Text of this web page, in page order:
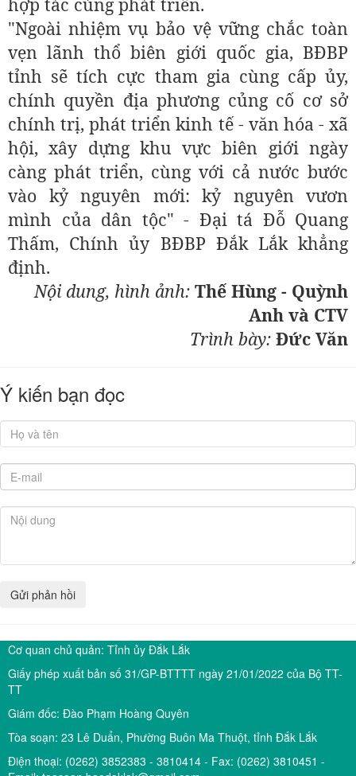
"Ngoài nhiệm vụ bảo vệ vững chắc toàn
vẹn lãnh thổ biên giới quốc gia, BĐBP
tỉnh sẽ tích cực tham gia cùng cấp ủy,
chính quyền địa phương củng cố cơ sở
chính trị, phát triển kinh tế - văn hóa - xã
hội, xây dựng khu vực biên giới ngày
càng phát triển, cùng với cả nước bước
vào kỷ nguyên mới: kỷ nguyên vươn
mình của dân tộc" - Đại tá Đỗ Quang
Thấm, Chính ủy BĐBP Đắk Lắk khẳng
định.
Nội dung, hình ảnh: Thế Hùng - Quỳnh
Anh và CTV
Trình bày: Đức Văn
Ý kiến bạn đọc
Cơ quan chủ quản: Tỉnh ủy Đắk Lắk
Giấy phép xuất bản số 31/GP-BTTTT ngày 21/01/2022 của Bộ TT-
TT
Giám đốc: Đào Phạm Hoàng Quyên
Tòa soạn: 23 Lê Duẩn, Phường Buôn Ma Thuột, tỉnh Đắk Lắk
Điện thoại: (0262) 3852383 - 3810414 - Fax: (0262) 3810451 -